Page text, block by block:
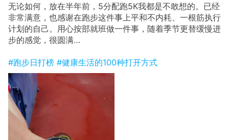
无论如何，放在半年前，5分配跑5K我都是不敢想的。已经
非常满意，也感谢在跑步这件事上平和不内耗、一根筋执行
计划的自己。用心按部就班做一件事，随着季节更替缓慢进
步的感觉，很圆满…
#跑步日打榜 #健康生活的100种打开方式